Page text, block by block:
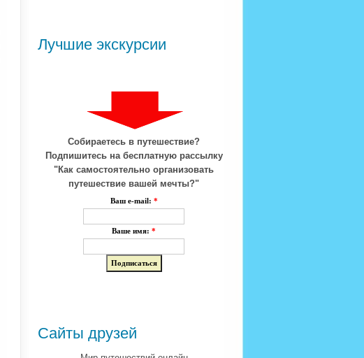
Лучшие экскурсии
Собираетесь в путешествие?
Подпишитесь на бесплатную рассылку
"Как самостоятельно организовать
путешествие вашей мечты?"
Ваш e-mail: *
Ваше имя: *
Сайты друзей